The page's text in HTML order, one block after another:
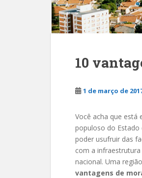
10
1 de março de
Você acha que está
populoso do
poder usufruir das
com a
nacional. Uma
vantagens de